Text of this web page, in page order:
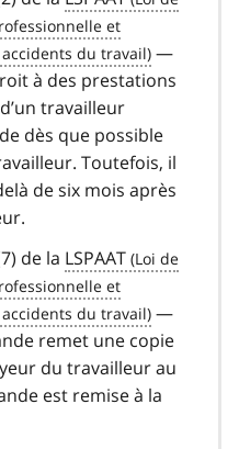
—
à des prestations
travailleur
dès que possible
Toutefois, il
de six mois après
de la LSPAAT
—
remet une copie
du travailleur au
est remise à la